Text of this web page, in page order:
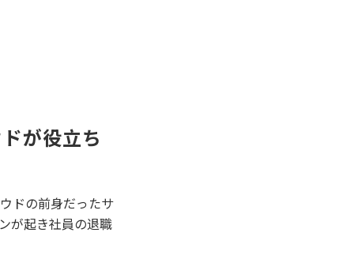
が役立ち
ドの前身だったサ
が起き社員の退職